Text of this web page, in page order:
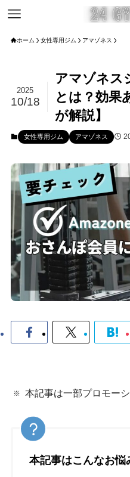
ホーム 女性専用ジム アマゾネス
アマゾネス
とは？効果
が解説】
2025
10/18
女性専用ジム アマゾネス
本記事は一部プロモー
本記事はこんなお悩